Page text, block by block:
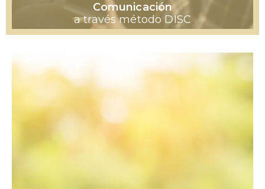
Comunicación
a través método DISC